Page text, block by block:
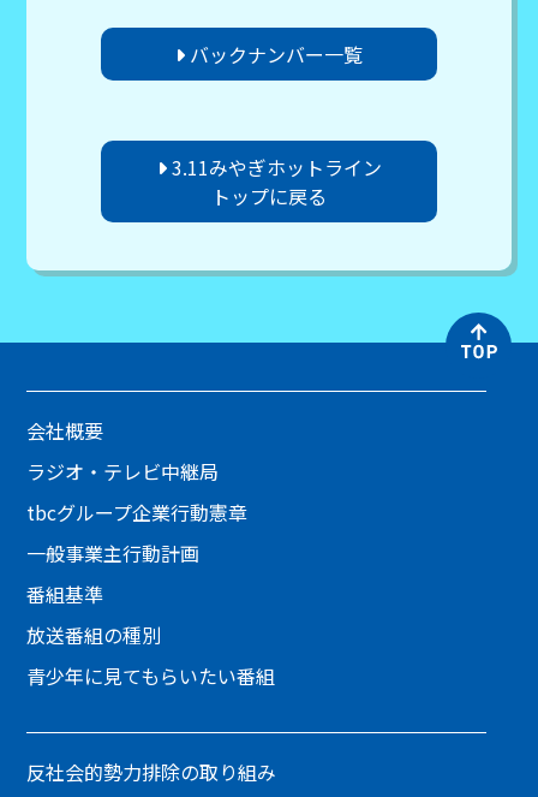
バックナンバー一覧
3.11みやぎホットライン
トップに戻る
会社概要
ラジオ・テレビ中継局
tbcグループ企業行動憲章
一般事業主行動計画
番組基準
放送番組の種別
青少年に見てもらいたい番組
反社会的勢力排除の取り組み